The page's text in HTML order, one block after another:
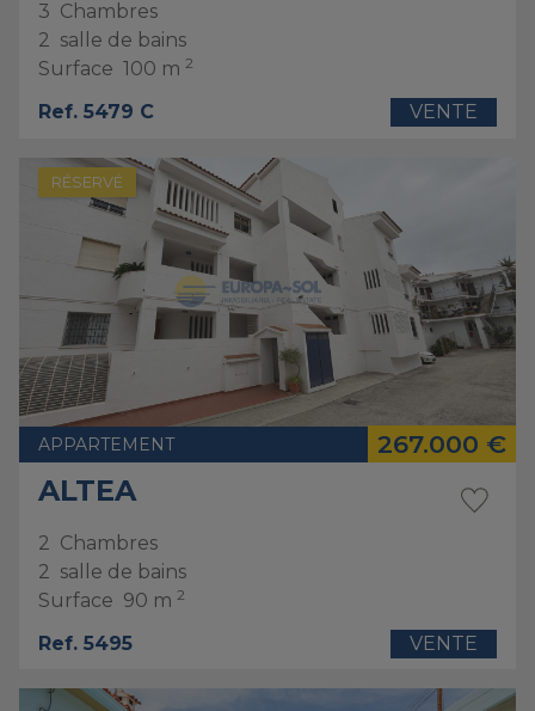
3 Chambres
2 salle de bains
Surface 100 m 2
Ref. 5479 C VENTE
RÉSERVÉ
APPARTEMENT 267.000 €
ALTEA
2 Chambres
2 salle de bains
Surface 90 m 2
Ref. 5495 VENTE